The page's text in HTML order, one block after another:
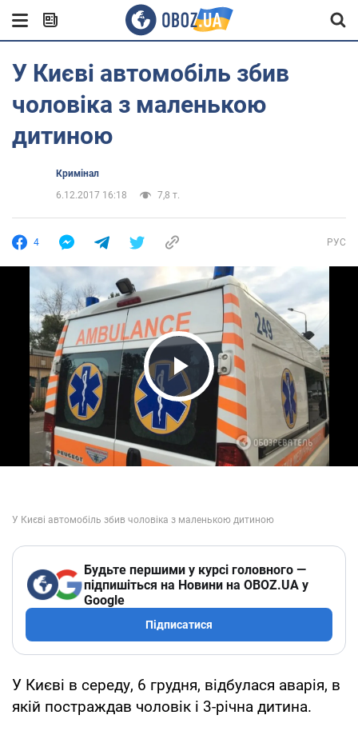
У Києві автомобіль збив
чоловіка з маленькою
дитиною
Кримінал
6.12.2017 16:18
7,8 т.
4 РУС
Play Video
Будьте першими у курсі головного —
підпишіться на Новини на OBOZ.UA у
Google
Підписатися
У Києві в середу, 6 грудня, відбулася аварія, в
якій постраждав чоловік і 3-річна дитина.